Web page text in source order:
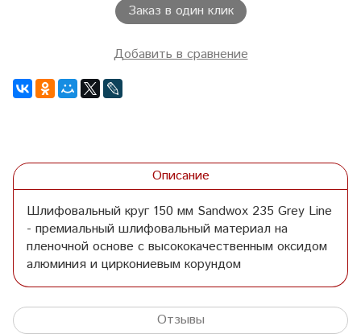
Заказ в один клик
Добавить в сравнение
Описание
Шлифовальный круг 150 мм Sandwox 235 Grey Line
- премиальный шлифовальный материал на
пленочной основе с высококачественным оксидом
алюминия и циркониевым корундом
Отзывы